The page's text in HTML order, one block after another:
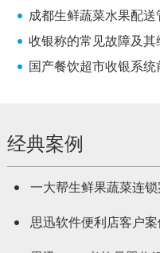
成都生鲜蔬菜水果配
收银称的常见故障及
国产餐饮超市收银系
经典案例
一大帮生鲜果蔬菜连锁
思迅软件便利店客户案